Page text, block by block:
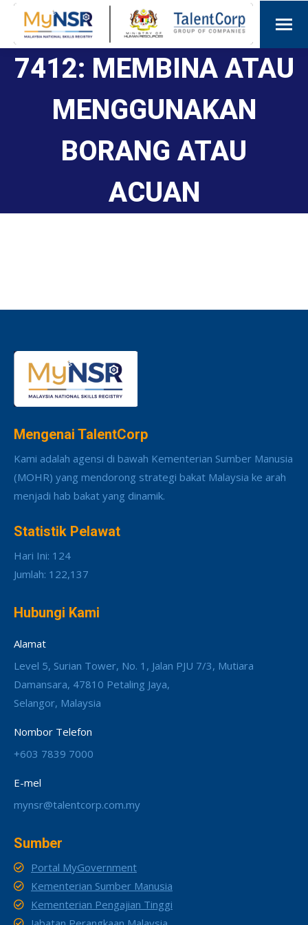
7412: MEMBINA ATAU
MENGGUNAKAN
BORANG ATAU
ACUAN
Mengenai TalentCorp
Kami adalah agensi di bawah Kementerian Sumber Manusia
(MOHR) yang mendorong strategi bakat Malaysia ke arah
menjadi hab bakat yang dinamik.
Statistik Pelawat
Hari Ini: 124
Jumlah: 122,137
Hubungi Kami
Alamat
Level 5, Surian Tower, No. 1, Jalan PJU 7/3, Mutiara
Damansara, 47810 Petaling Jaya,
Selangor, Malaysia
Nombor Telefon
+603 7839 7000
E-mel
mynsr@talentcorp.com.my
Sumber
Portal MyGovernment
Kementerian Sumber Manusia
Kementerian Pengajian Tinggi